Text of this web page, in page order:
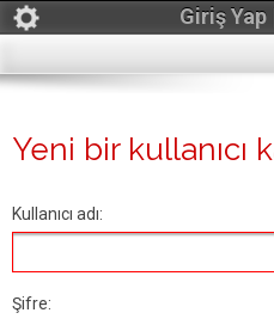
Giriş Yap
Yeni bir kullanıcı
Kullanıcı adı:
Şifre: